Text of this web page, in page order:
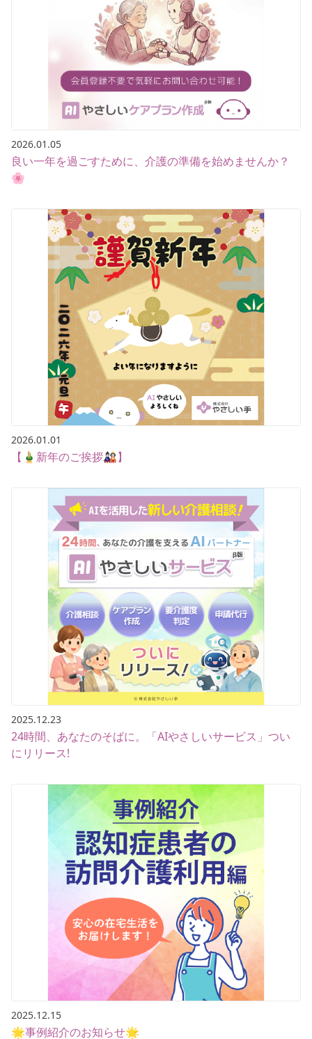
2026.01.05
良い一年を過ごすために、介護の準備を始めませんか？
🌸
2026.01.01
【🎍新年のご挨拶🎎】
2025.12.23
24時間、あなたのそばに。「AIやさしいサービス」つい
にリリース!
2025.12.15
🌟事例紹介のお知らせ🌟